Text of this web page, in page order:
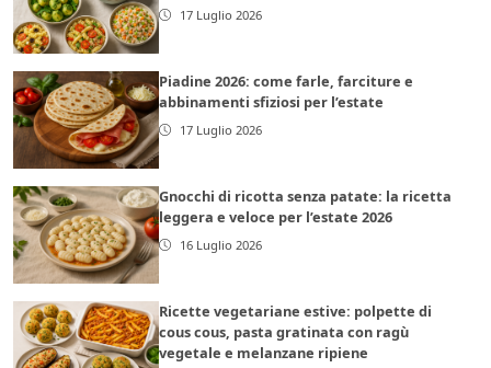
17 Luglio 2026
Piadine 2026: come farle, farciture e
abbinamenti sfiziosi per l’estate
17 Luglio 2026
Gnocchi di ricotta senza patate: la ricetta
leggera e veloce per l’estate 2026
16 Luglio 2026
Ricette vegetariane estive: polpette di
cous cous, pasta gratinata con ragù
vegetale e melanzane ripiene